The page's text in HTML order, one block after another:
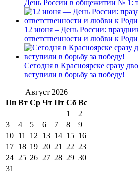
День России в общежитии № 1:
12 июня – День России:
ответственности и любви к
Сегодня в Красноярске сразу
вступили в борьбу за победу!
Август 2026
Пн Вт Ср Чт Пт Сб Вс
1
2
3
4 5 6 7 8
9
10 11 12 13 14 15 16
17 18 19 20 21 22 23
24 25 26 27 28 29 30
31